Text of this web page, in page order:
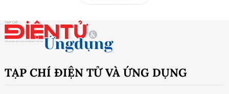
TẠP CHÍ ĐIỆN TỬ VÀ ỨNG DỤNG